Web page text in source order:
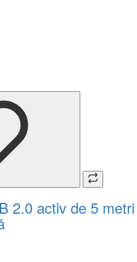
2.0 activ de 5 metri